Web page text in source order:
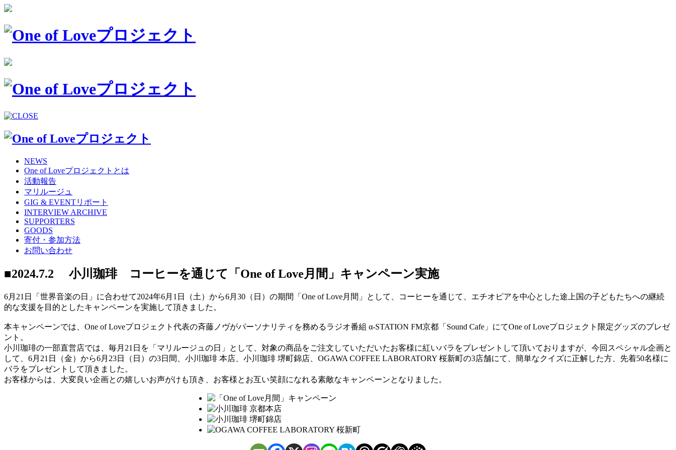
NEWS
One of Loveプロジェクトとは
活動報告
マリルージュ
GIG & EVENTリポート
INTERVIEW ARCHIVE
SUPPORTERS
GOODS
寄付・参加方法
お問い合わせ
■2024.7.2 小川珈琲 コーヒーを通じて「One of Love月間」キャンペーン実施
6月21日「世界音楽の日」に合わせて2024年6月1日（土）から6月30（日）の期間「One of Love月間」として、コーヒーを通じて、エチオピアを中心とした途上国の子どもたちへの継続
的な支援を目的としたキャンペーンを実施して頂きました。
本キャンペーンでは、One of Loveプロジェクト代表の斉藤ノヴがパーソナリティを務めるラジオ番組 α-STATION FM京都「Sound Cafe」にてOne of Loveプロジェクト限定グッズのプレゼ
ント。
小川珈琲の一部直営店では、毎月21日を「マリルージュの日」として、対象の商品をご注文していただいたお客様に紅いバラをプレゼントして頂いておりますが、今回スペシャル企画と
して、6月21日（金）から6月23日（日）の3日間、小川珈琲 本店、小川珈琲 堺町錦店、OGAWA COFFEE LABORATORY 桜新町の3店舗にて、簡単なクイズに正解した方、先着50名様に
バラをプレゼントして頂きました。
お客様からは、大変良い企画との嬉しいお声がけも頂き、お客様とお互い笑顔になれる素敵なキャンペーンとなりました。